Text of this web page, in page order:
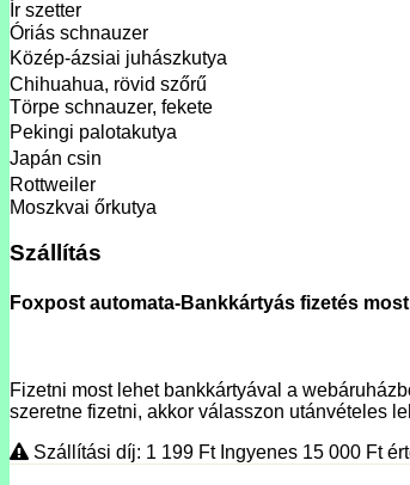
Ír szetter
Óriás schnauzer
Közép-ázsiai juhászkutya
Chihuahua, rövid szőrű
Törpe schnauzer, fekete
Pekingi palotakutya
Japán csin
Rottweiler
Moszkvai őrkutya
Szállítás
Foxpost automata-Bankkártyás fizetés most
Fizetni most lehet bankkártyával a
szeretne fizetni, akkor válasszon utánvételes
Szállítási díj: 1 199 Ft Ingyenes 15 000 Ft